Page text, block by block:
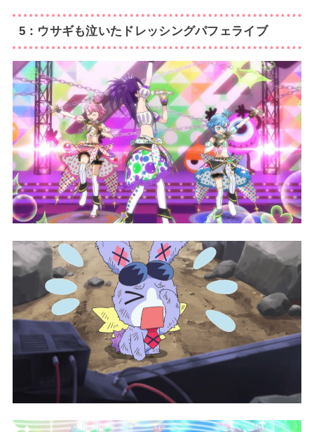
5：ウサギも泣いたドレッシングパフェライブ